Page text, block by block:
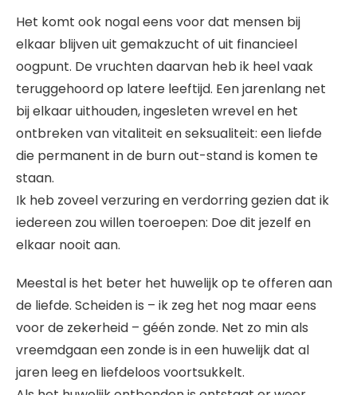
Het komt ook nogal eens voor dat mensen bij
elkaar blijven uit gemakzucht of uit financieel
oogpunt. De vruchten daarvan heb ik heel vaak
teruggehoord op latere leeftijd. Een jarenlang net
bij elkaar uithouden, ingesleten wrevel en het
ontbreken van vitaliteit en seksualiteit: een liefde
die permanent in de burn out-stand is komen te
staan.
Ik heb zoveel verzuring en verdorring gezien dat ik
iedereen zou willen toeroepen: Doe dit jezelf en
elkaar nooit aan.
Meestal is het beter het huwelijk op te offeren aan
de liefde. Scheiden is – ik zeg het nog maar eens
voor de zekerheid – géén zonde. Net zo min als
vreemdgaan een zonde is in een huwelijk dat al
jaren leeg en liefdeloos voortsukkelt.